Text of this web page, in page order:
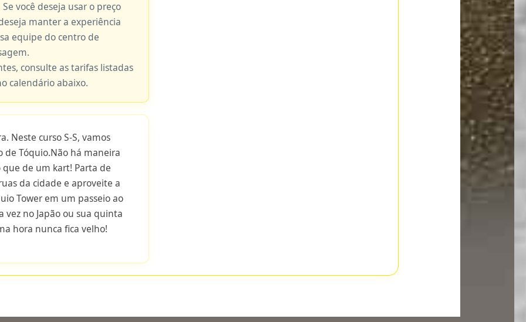
você deseja usar o preço
manter a experiência
equipe do centro de
consulte as tarifas listadas
calendário abaixo.
Neste curso S-S, vamos
Tóquio.Não há maneira
de um kart! Parta de
da cidade e aproveite a
Tower em um passeio ao
vez no Japão ou sua quinta
hora nunca fica velho!